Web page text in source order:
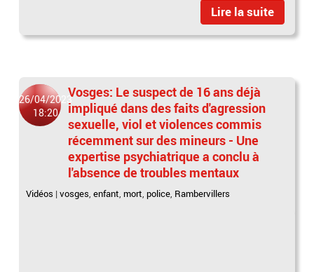
Lire la suite
26/04/2023
18:20
Vosges: Le suspect de 16 ans déjà
impliqué dans des faits d'agression
sexuelle, viol et violences commis
récemment sur des mineurs - Une
expertise psychiatrique a conclu à
l'absence de troubles mentaux
Vidéos |vosges ,enfant mort police Rambervillers